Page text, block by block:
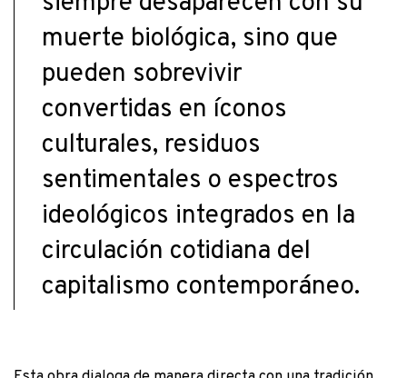
muerte biológica, sino que
pueden sobrevivir
convertidas en íconos
culturales, residuos
sentimentales o espectros
ideológicos integrados en la
circulación cotidiana del
capitalismo contemporáneo.